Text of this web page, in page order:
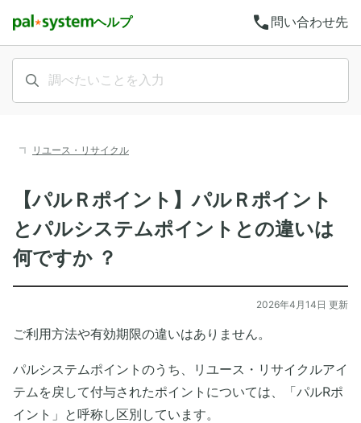
ヘルプ call 問い合わせ先
リユース・リサイクル
【パルＲポイント】パルＲポイント
とパルシステムポイントとの違いは
何ですか ？
2026年4月14日 更新
ご利用方法や有効期限の違いはありません。
パルシステムポイントのうち、リユース・リサイクルアイ
テムを戻して付与されたポイントについては、「パルRポ
イント」と呼称し区別しています。